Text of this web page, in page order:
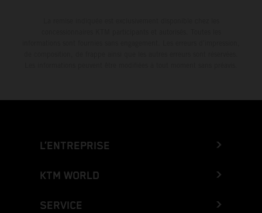
L’ENTREPRISE
KTM WORLD
SERVICE